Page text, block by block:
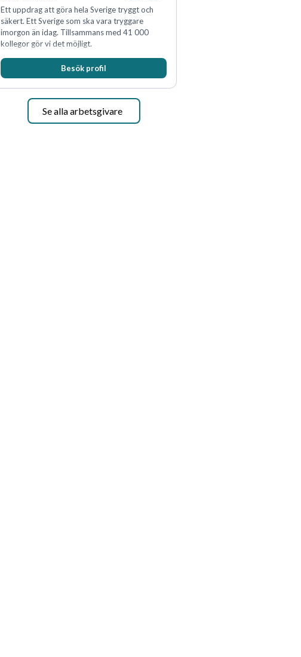
Ett uppdrag att göra hela Sverige tryggt och
säkert. Ett Sverige som ska vara tryggare
imorgon än idag. Tillsammans med 41 000
kollegor gör vi det möjligt.
Besök profil
Se alla arbetsgivare